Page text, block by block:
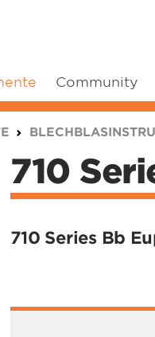
Community
710
710 Series Bb